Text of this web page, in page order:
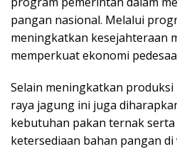
pangan nasional. Melalui
meningkatkan kesejahteraan
memperkuat ekonomi
Selain meningkatkan
raya jagung ini juga
kebutuhan pakan ternak
ketersediaan bahan pangan